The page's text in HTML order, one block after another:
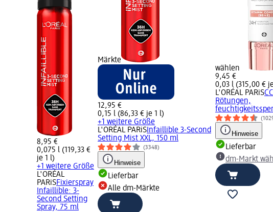
8,95 €
0,075 l (119,33 €
je 1 l)
+1 weitere Größe
L'ORÉAL
PARiSFixierspray
Infaillible: 3-
Second Setting
Spray, 75 ml
Märkte
12,95 €
0,15 l (86,33 € je 1 l)
+1 weitere Größe
L'ORÉAL PARiS Infaillible 3-Second
Setting Mist XXL, 150 ml
(3348)
Hinweise
Lieferbar
Alle dm-Märkte
wählen
9,45 €
0,03 l (315,00 €
L'ORÉAL PARiS
Rötungen,
Hinweise
Lieferbar
dm-Markt